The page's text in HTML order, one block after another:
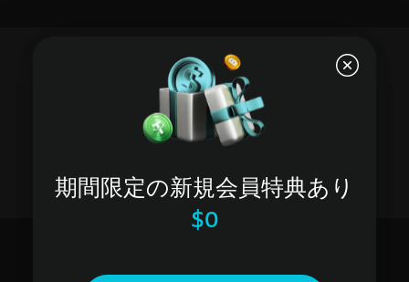
暗号投資ポートフォリオの構築
期間限定の新規会員特典あり
$0